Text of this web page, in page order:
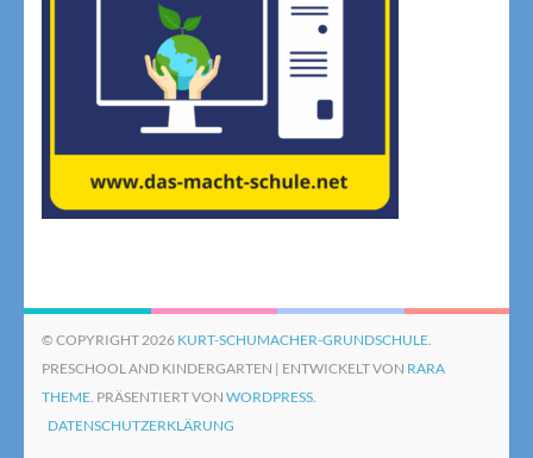
© COPYRIGHT 2026 KURT-SCHUMACHER-GRUNDSCHULE
PRESCHOOL AND KINDERGARTEN | ENTWICKELT VON RARA
THEME . PRÄSENTIERT VON WORDPRESS.
DATENSCHUTZERKLÄRUNG